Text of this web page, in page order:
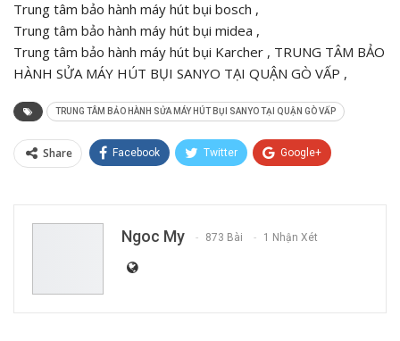
Trung tâm bảo hành máy hút bụi bosch ,
Trung tâm bảo hành máy hút bụi midea ,
Trung tâm bảo hành máy hút bụi Karcher , TRUNG TÂM BẢO
HÀNH SỬA MÁY HÚT BỤI SANYO TẠI QUẬN GÒ VẤP ,
TRUNG TÂM BẢO HÀNH SỬA MÁY HÚT BỤI SANYO TẠI QUẬN GÒ VẤP
Share Facebook Twitter Google+
Ngoc My 873 Bài 1 Nhận Xét